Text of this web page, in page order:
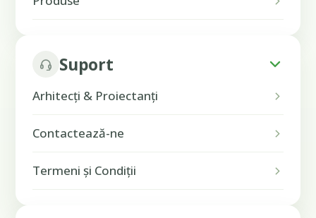
Suport
Arhitecți & Proiectanți
Contactează-ne
Termeni și Condiții